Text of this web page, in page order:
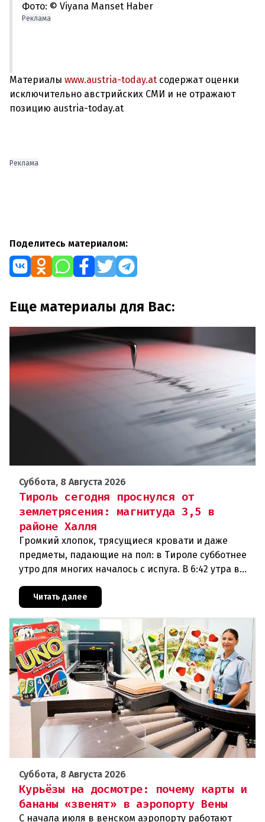
Фото: © Viyana Manset Haber
Реклама
Материалы www.austria-today.at содержат оценки
исключительно австрийских СМИ и не отражают
позицию austria-today.at
Реклама
Поделитесь материалом:
Еще материалы для Вас:
Суббота, 8 Августа 2026
Тироль сегодня проснулся от
землетрясения: магнитуда 3,5 в
районе Халля
Громкий хлопок, трясущиеся кровати и даже
предметы, падающие на пол: в Тироле субботнее
утро для многих началось с испуга. В 6:42 утра в
сейсмологовПо данны
Читать далее
Суббота, 8 Августа 2026
Курьёзы на досмотре: почему карты и
бананы «звенят» в аэропорту Вены
С начала июля в венском аэропорту работают